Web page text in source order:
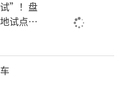
赋添翼。
”！盘
试点之